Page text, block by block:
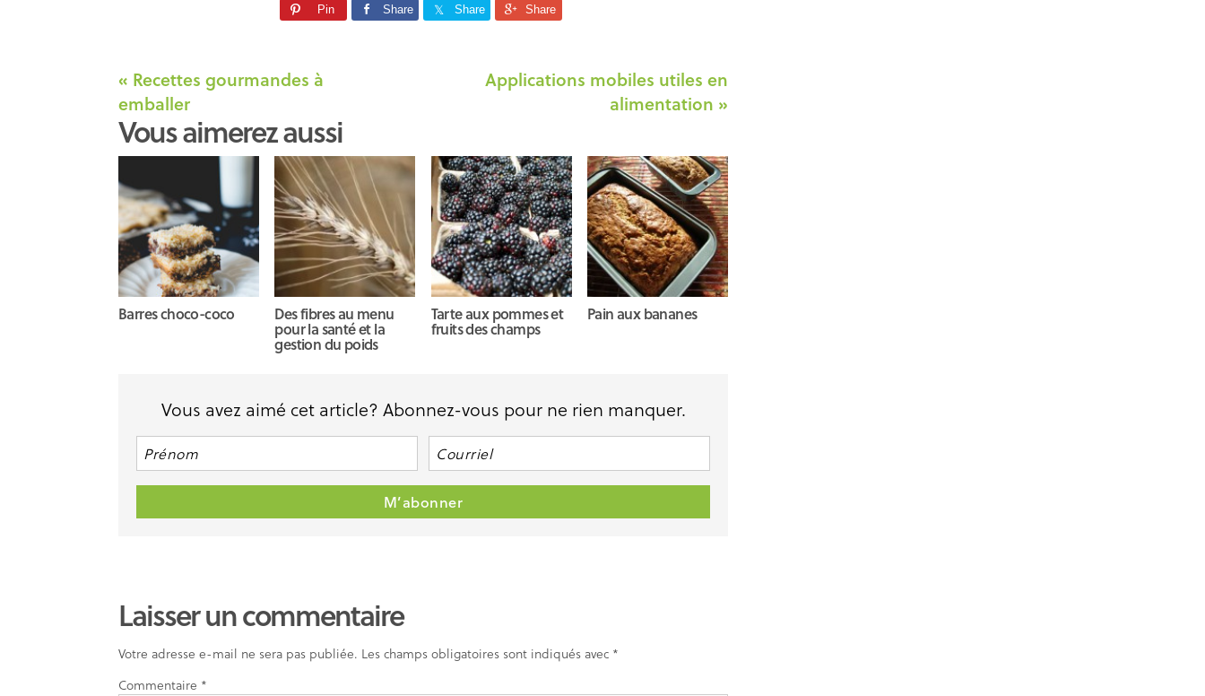
Pin Share Share Share
« Recettes gourmandes à
emballer
Applications mobiles utiles en
alimentation »
Vous aimerez aussi
Barres choco-coco Des fibres au menu
pour la santé et la
gestion du poids
Tarte aux pommes et
fruits des champs
Pain aux bananes
Vous avez aimé cet article? Abonnez-vous pour ne rien manquer.
Laisser un commentaire
Votre adresse e-mail ne sera pas publiée. Les champs obligatoires sont indiqués avec *
Commentaire *